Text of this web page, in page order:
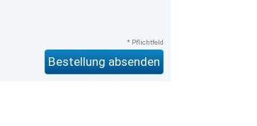
* Pflichtfeld